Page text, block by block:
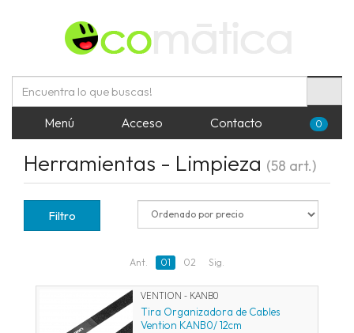
Menú Acceso Contacto 0
Herramientas - Limpieza (58 art.)
Filtro
Ant. 01 02 Sig.
VENTION - KANB0
Tira Organizadora de Cables
Vention KANB0/ 12cm